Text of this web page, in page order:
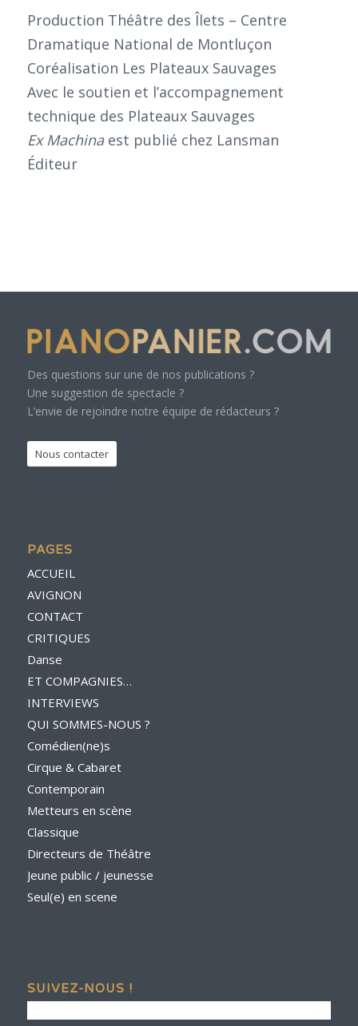
Production Théâtre des Îlets – Centre
Dramatique National de Montluçon
Coréalisation Les Plateaux Sauvages
Avec le soutien et l’accompagnement
technique des Plateaux Sauvages
Ex Machina est publié chez Lansman
Éditeur
Des questions sur une de nos publications ?
Une suggestion de spectacle ?
L’envie de rejoindre notre équipe de rédacteurs ?
Nous contacter
PAGES
ACCUEIL
AVIGNON
CONTACT
CRITIQUES
Danse
ET COMPAGNIES…
INTERVIEWS
QUI SOMMES-NOUS ?
Comédien(ne)s
Cirque & Cabaret
Contemporain
Metteurs en scène
Classique
Directeurs de Théâtre
Jeune public / jeunesse
Seul(e) en scene
SUIVEZ-NOUS !